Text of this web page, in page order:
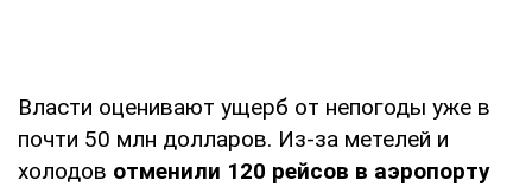
Власти оценивают ущерб от непогоды уже в
почти 50 млн долларов. Из-за метелей и
холодов отменили 120 рейсов в аэропорту